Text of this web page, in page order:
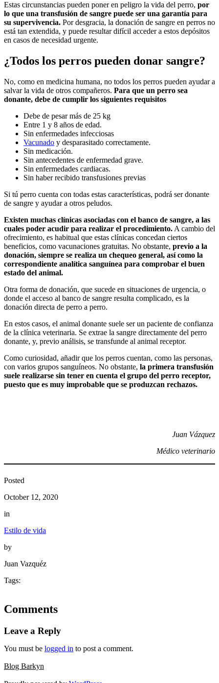
Estas circunstancias pueden poner en peligro la vida del perro, por
lo que una transfusión de sangre puede ser una garantía para
su supervivencia. Por desgracia, la donación de sangre en perros no
está tan extendida, y puede resultar difícil acceder a estos depósitos
en casos de necesidad urgente.
¿Todos los perros pueden donar sangre?
No, como en medicina humana, no todos los perros pueden ayudar a
salvar la vida de otros compañeros. Para que un perro sea
donante, debe de cumplir los siguientes requisitos
Debe de pesar más de 25 kg
Entre 1 y 8 años de edad.
Sin enfermedades infecciosas
Vacunado y desparasitado correctamente.
Sin medicación.
Sin antecedentes de enfermedad grave.
Sin enfermedades cardiacas.
Sin haber recibido transfusiones previas
Si tú perro cuenta con todas estas características, podrá ser donante
de sangre y ayudar a otros peludos.
Existen muchas clínicas asociadas con el banco de sangre, a las
cuales poder acudir para realizar el procedimiento. A cambio del
ofrecimiento, es habitual que estas clínicas concedan ciertos
beneficios, como vacunaciones gratuitas. No obstante, previo a la
donación, siempre se realiza un chequeo general, así como la
correspondiente analítica sanguínea para comprobar el buen
estado del animal.
Otra forma de donación, que sucede en situaciones de urgencia, o
donde el acceso al banco de sangre resulta complicado, es la
donación directa de perro a perro.
En estos casos, el animal donante suele ser un paciente de confianza
de la clínica veterinaria. Se extrae la sangre directamente del perro
donante, y, previo análisis, se transfunde al animal receptor.
Como curiosidad, añadir que los perros cuentan, como las personas,
con varios grupos sanguíneos. No obstante, la primera transfusión
suele realizarse sin tener en cuenta el grupo del perro receptor,
puesto que es muy improbable que se produzcan rechazos.
Juan Vázquez
Médico veterinario
Posted
October 12, 2020
in
Estilo de vida
by
Juan Vazquéz
Tags:
Comments
Leave a Reply
You must be logged in to post a comment.
Blog Barkyn